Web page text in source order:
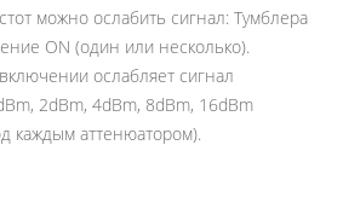
можно ослабить сигнал: Тумблера
ON (один или несколько).
ослабляет сигнал
2dBm, 4dBm, 8dBm, 16dBm
каждым аттенюатором).